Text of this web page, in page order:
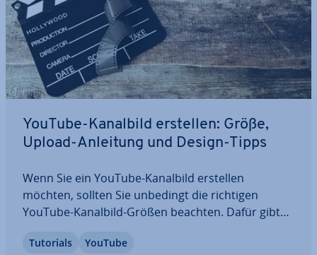
YouTube-Kanalbild erstellen: Größe,
Upload-Anleitung und Design-Tipps
Wenn Sie ein YouTube-Kanalbild erstellen
möchten, sollten Sie unbedingt die richtigen
YouTube-Kanalbild-Größen beachten. Dafür gibt
und über­sicht­lich erläutern. Lesen Sie zudem, was
Tutorials YouTube